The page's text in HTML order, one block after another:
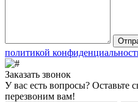
политикой
Заказать звонок
У вас есть вопросы? Оставьте
перезвоним вам!